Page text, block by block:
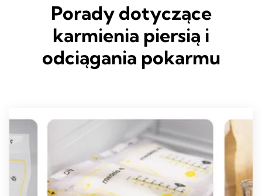
Porady dotyczące
karmienia piersią i
odciągania pokarmu